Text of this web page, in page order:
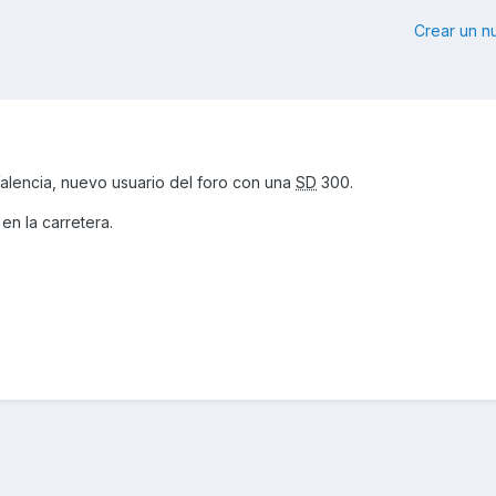
Crear un
nuevo usuario del foro con una SD 300.
la carretera.